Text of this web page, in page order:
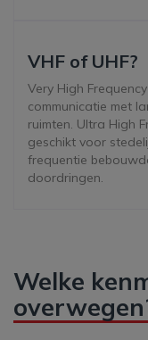
VHF of UHF?
Very High
communicatie met
ruimten. Ultra High
geschikt voor
frequentie
doordringen.
Welke